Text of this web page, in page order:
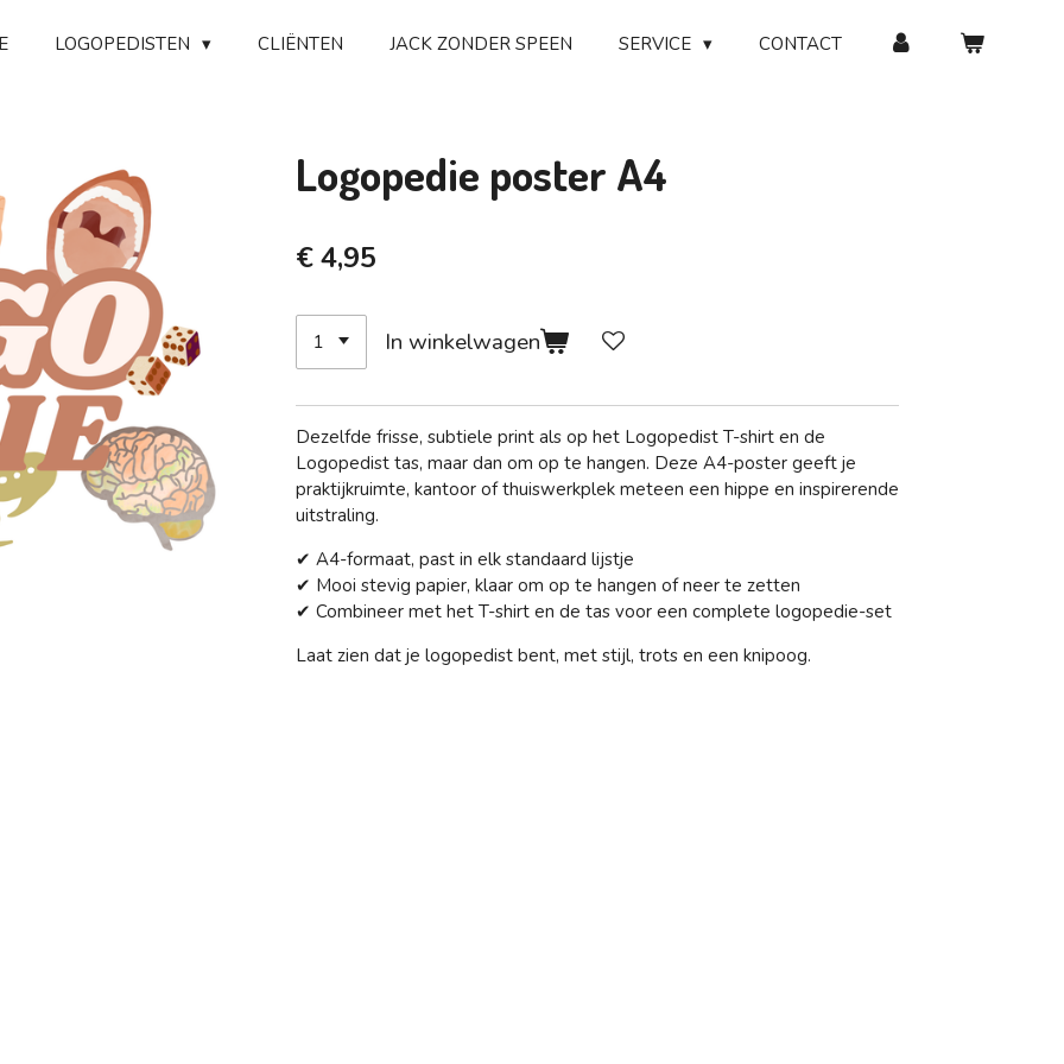
LOGOPEDISTEN CLIËNTEN JACK ZONDER SPEEN SERVICE CONTACT
Logopedie poster A4
€ 4,95
In winkelwagen
Dezelfde frisse, subtiele print als op het Logopedist T-shirt en de
Logopedist tas, maar dan om op te hangen. Deze A4-poster geeft je
praktijkruimte, kantoor of thuiswerkplek meteen een hippe en inspirerende
uitstraling.
✔ A4-formaat, past in elk standaard lijstje
✔ Mooi stevig papier, klaar om op te hangen of neer te zetten
✔ Combineer met het T-shirt en de tas voor een complete logopedie-set
Laat zien dat je logopedist bent, met stijl, trots en een knipoog.